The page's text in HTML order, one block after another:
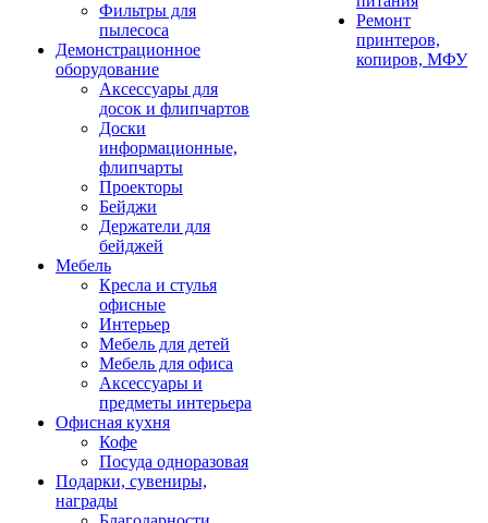
Фильтры для
пылесоса
Демонстрационное
оборудование
Аксессуары для
досок и флипчартов
Доски
информационные,
флипчарты
Проекторы
Бейджи
Держатели для
бейджей
Мебель
Кресла и стулья
офисные
Интерьер
Мебель для детей
Мебель для офиса
Аксессуары и
предметы интерьера
Офисная кухня
Кофе
Посуда одноразовая
Подарки, сувениры,
награды
Ремонт
принтеров,
копиров, МФУ